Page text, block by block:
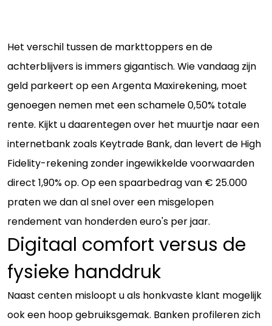
Het verschil tussen de markttoppers en de
achterblijvers is immers gigantisch. Wie vandaag zijn
geld parkeert op een Argenta Maxirekening, moet
genoegen nemen met een schamele 0,50% totale
rente. Kijkt u daarentegen over het muurtje naar een
internetbank zoals Keytrade Bank, dan levert de High
Fidelity-rekening zonder ingewikkelde voorwaarden
direct 1,90% op. Op een spaarbedrag van € 25.000
praten we dan al snel over een misgelopen
rendement van honderden euro's per jaar.
Digitaal comfort versus de
fysieke handdruk
Naast centen misloopt u als honkvaste klant mogelijk
ook een hoop gebruiksgemak. Banken profileren zich